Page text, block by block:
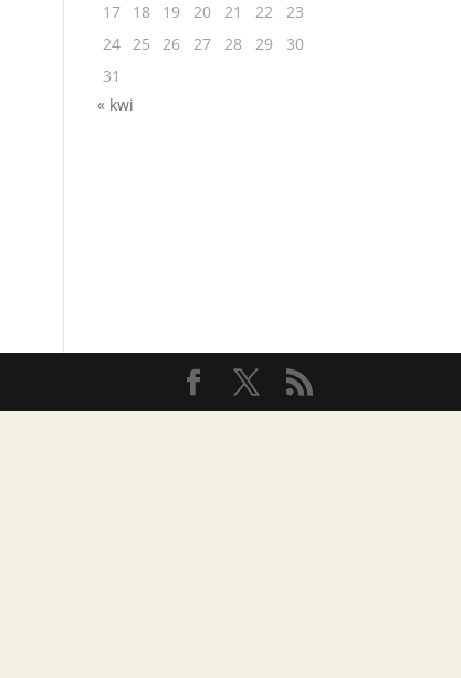
17
18 19 20 21 22
23
24 25 26 27 28 29
30
31
« kwi